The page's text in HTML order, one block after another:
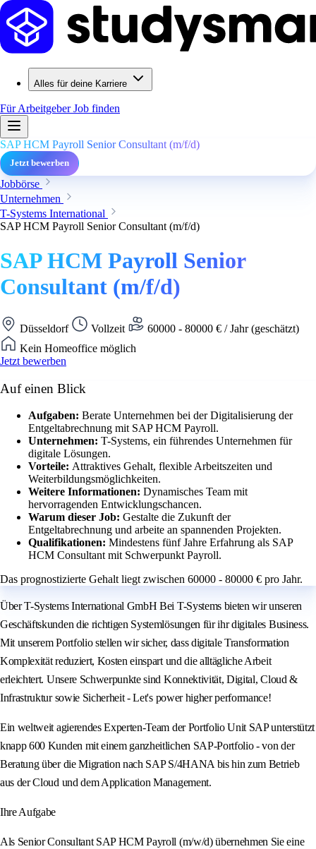
Alles für deine Karriere
Für ArbeitgeberJob finden
SAP HCM Payroll Senior Consultant (m/f/d)
Jetzt bewerben
Jobbörse
Unternehmen
T-Systems International
SAP HCM Payroll Senior Consultant (m/f/d)
SAP HCM Payroll Senior
Consultant (m/f/d)
Düsseldorf Vollzeit
60000 - 80000 € / Jahr (geschätzt)
Kein Homeoffice möglich
Jetzt bewerben
Auf einen Blick
Aufgaben: Berate Unternehmen bei der Digitalisierung der
Entgeltabrechnung mit SAP HCM Payroll.
Unternehmen: T-Systems, ein führendes Unternehmen für
digitale Lösungen.
Vorteile: Attraktives Gehalt, flexible Arbeitszeiten und
Weiterbildungsmöglichkeiten.
Weitere Informationen: Dynamisches Team mit
hervorragenden Entwicklungschancen.
Warum dieser Job: Gestalte die Zukunft der
Entgeltabrechnung und arbeite an spannenden Projekten.
Qualifikationen: Mindestens fünf Jahre Erfahrung als SAP
HCM Consultant mit Schwerpunkt Payroll.
Das prognostizierte Gehalt liegt zwischen 60000 - 80000 € pro Jahr.
Über T-Systems International GmbH Bei T-Systems bieten wir unseren
Geschäftskunden die richtigen Systemlösungen für ihr digitales Business.
Mit unserem Portfolio stellen wir sicher, dass digitale Transformation
Komplexität reduziert, Kosten einspart und die alltägliche Arbeit
erleichtert. Unsere Schwerpunkte sind Konnektivität, Digital, Cloud &
Infrastruktur sowie Sicherheit - Let's power higher performance!
Ein weltweit agierendes Experten-Team der Portfolio Unit SAP unterstützt
knapp 600 Kunden mit einem ganzheitlichen SAP-Portfolio - von der
Beratung über die Migration nach SAP S/4HANA bis hin zum Betrieb
aus der Cloud und dem Application Management.
Ihre Aufgabe
Als Senior Consultant SAP HCM Payroll (m/w/d) übernehmen Sie eine